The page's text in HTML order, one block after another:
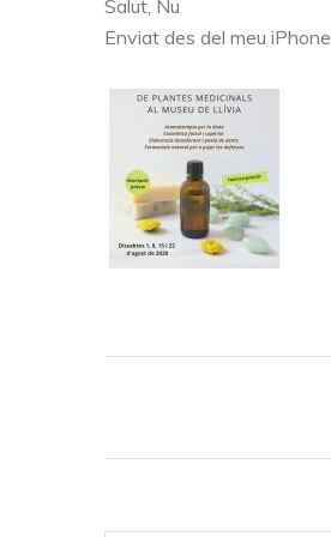
Salut, Nu
Enviat des del meu iPhone